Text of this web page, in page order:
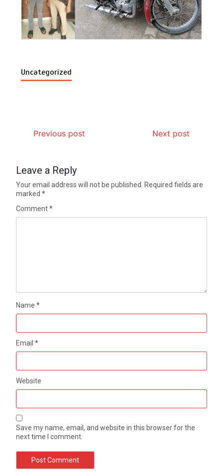
Uncategorized
Previous post Next post
Leave a Reply
Your email address will not be published.
Required fields are
marked*
Comment*
Name*
Email*
Website
Save my name, email, and website in this browser for the
next time I comment.